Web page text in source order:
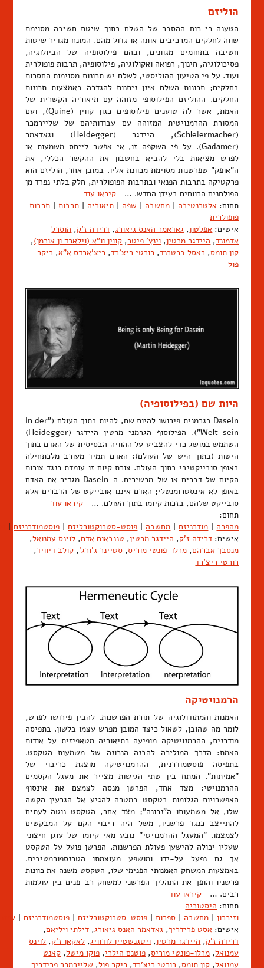
הוליזם
הטענה כי כוח ההסבר של השלם בתוך שיטת חשיבה מסוימת
שווה לחלקים המרכיבים אותה או גדול מהם. המונח מגדיר שיטות
חשיבה בתחומים מגוונים, ובהם פילוסופיה של הביולוגיה,
פסיכולוגיה, חינוך, רפואה ואקולוגיה, פילוסופיה, תרבות פופולרית
ועוד. על פי הטיעון ההוליסטי, לשלם יש תכונות מסוימות החסרות
בחלקים; תכונות השלם אינן ניתנות להגדרה באמצעות תכונות
החלקים. ההוליזם הפילוסופי מזוהה עם תיאוריה הֶקשרית של
האמת, אשר לה טוענים פילוסופים כגון קווין (Quine), ועם
המסורת ההרמנויטית המזוהה עם עבודותיהם של שליירמכר
(Schleiermacher), היידגר (Heidegger) וגאדאמר
(Gadamer). על-פי השקפה זו, אי-אפשר לייחס משמעות או
לפרש מציאות בלי להביא בחשבון את ההקשר הכללי, את
ה"אופק" שפרשנות מסוימת מכוונת אליו. במובן אחר, הוליזם הוא
פרקטיקה בתרבות הפנאי ובתרבות הפופולרית, חלק בלתי נפרד מן
הפולחנים הרווחים בעידן החדש. … קיראו עוד
תחום: אלטרנטיבה מחשבה שפה תיאוריה תרבות
תרבות
פופולרית
אישים: אפלטון, גאדאמר האנס גיאורג, דרידה ז'ק, הוסרל
אדמונד, היידגר מרטין, וינץ' פיטר, קווין וו"א (וילארד ון אורמן),
קון תומס, ראסל ברטרנד, רורטי ריצ'רד, ריצ'ארדס א"א, ריקר
פול
היות שם (בפילוסופיה)
Dasein בגרמנית פירושו להיות שם, להיות בתוך העולם ("in der
Welt sein"). הפילוסוף הגרמני מרטין היידגר (Heidegger)
השתמש במושג כדי להצביע על ההוויה הבסיסית של האדם בתוך
הישות (בתוך היש של העולם): האדם תמיד מעורב מלכתחילה
באופן סובייקטיבי בתוך העולם. צורת קיום זו עומדת כנגד צורות
הקיום של דברים או של מכשירים. ה-Dasein מגדיר את האדם
באופן לא אינסטרומנטלי; האדם איננו אובייקט של הדברים אלא
סובייקט שלהם, בזכות קיומו בתוך העולם. … קיראו עוד
תחום:
מהפכה | מודרניזם | מחשבה | פוסט-סטרוקטורליזם | פוסטמודרניזם |
אישים: דרידה ז'ק, היידגר מרטין, טננבאום אדם, לוינס עמנואל,
מנסבך אברהם, מרלו-פונטי מוריס, סטיינר ג'ורג', קולב דיוויד,
רורטי ריצ'רד
הרמנויטיקה
האמנות והמתודולוגיה של תורת הפרשנות. להבין פירושו לפרש,
לומר מה שהובן, לשאול כיצד המובן מפרש עצמו בלשון. בתפיסה
מודרנית, ההרמנויטיקה מופיעה כתיאוריה מטאפיזית על אודות
האמת: הדרך המוליכה להבנה הנכונה של משמעות הטקסט.
בתפיסה פוסטמודרנית, ההרמנויטיקה מוצגת כריבוי של
"אמיתות". המתח בין שתי הגישות מצייר את מעגל הקסמים
ההרמנויטי: מצד אחד, הפרשן מנסה לצמצם את אינסוף
האפשרויות הגלומות בטקסט במטרה להגיע אל הגרעין הקשה
שלו, אל משמעותו ה"נכונה"; מצד אחר, הטקסט נוטה לעתים
להתייצב כנגד פרשניו, משל היה ריבוי הקם על המבקשים
לצמצמו. "המעגל ההרמנויטי" נובע מאי קיומו של עוגן חיצוני
שעליו יכולה להישען פעולת הפרשנות. הפרשן פועל על הטקסט
אך גם נפעל על-ידו ומושפע מעוצמתו הטרנספורמטיבית.
באמצעות המשחק האמנותי הפנימי שלו, הטקסט משנה את כוונות
פרשניו והופך את התהליך הפרשני למשחק רב-פנים בין עולמות
רבים. … קיראו עוד
תחום: היסטוריה
וזיכרון
מחשבה ספרות פוסט-סטרוקטורליזם פוסטמודרניזם
שיח
אישים: אסט פרידריך, גאדאמר האנס גיאורג, דילתי ויליאם,
דרידה ז'ק, היידגר מרטין, ויטגנשטיין לודוויג, לאקאן ז'ק, לוינס
עמנואל, מרלו-פונטי מוריס, פוטנם הילרי, פוקו מישל, קאנט
עמנואל, קון תומס, רורטי ריצ'רד, ריקר פול, שליירמכר פרידריך